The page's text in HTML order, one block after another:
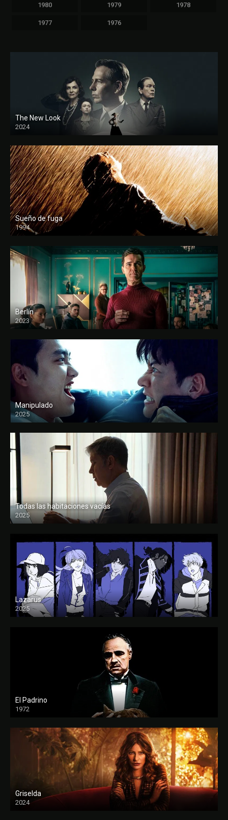
1980 1979 1978
1977 1976
The New Look
2024
Sueño de fuga
1994
FULL HD
Berlín
2023
Manipulado
2025
Todas las habitaciones vacías
2025
FULL HD
Lazarus
2025
El Padrino
1972
FULL HD
Griselda
2024